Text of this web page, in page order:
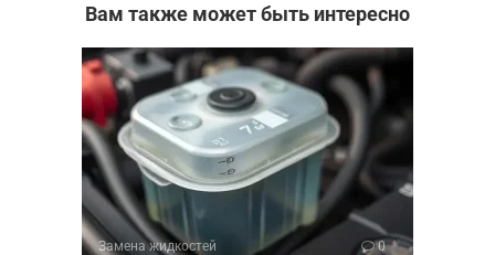
Вам также может быть интересно
Замена жидкостей 0